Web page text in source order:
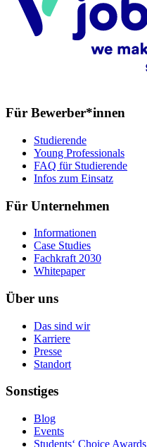
Für Bewerber*innen
Studierende
Young Professionals
FAQ für Studierende
Infos zum Einsatz
Für Unternehmen
Informationen
Case Studies
Fachkraft 2030
Whitepaper
Über uns
Das sind wir
Karriere
Presse
Standort
Sonstiges
Blog
Events
Students‘ Choice Awards